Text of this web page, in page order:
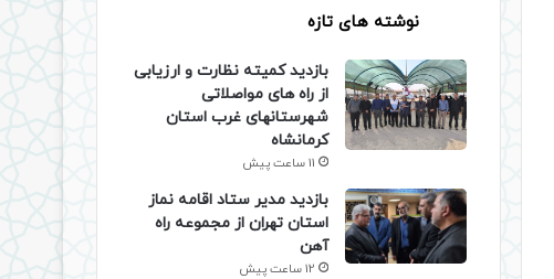
نوشته های تازه
بازدید کمیته نظارت و ارزیابی
از راه های مواصلاتی
شهرستانهای غرب استان
کرمانشاه
11 ساعت پیش
بازدید مدیر ستاد اقامه نماز
استان تهران از مجموعه راه
آهن
12 ساعت پیش